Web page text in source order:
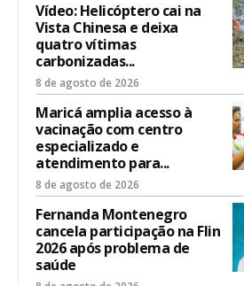
Vídeo: Helicóptero cai na
Vista Chinesa e deixa
quatro vítimas
carbonizadas...
8 de agosto de 2026
Maricá amplia acesso à
vacinação com centro
especializado e
atendimento para...
8 de agosto de 2026
Fernanda Montenegro
cancela participação na Flin
2026 após problema de
saúde